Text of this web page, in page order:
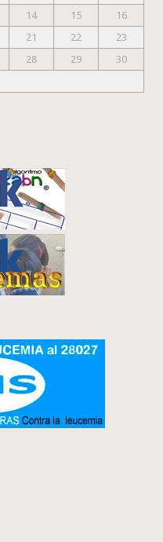
14 15
16
21 22
23
28 29
30